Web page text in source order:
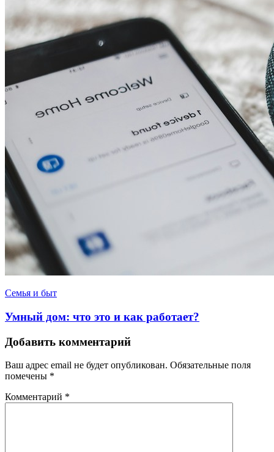
Семья и быт
Умный дом: что это и как работает?
Добавить комментарий
Ваш адрес email не будет опубликован. Обязательные поля
помечены *
Комментарий *